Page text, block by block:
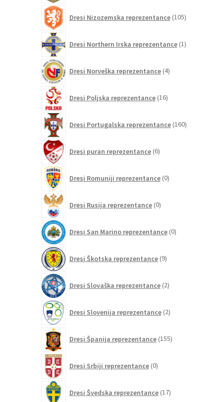
Dresi Nizozemska reprezentance 105izdelkov
Dresi Northern Irska reprezentance 1izdelek
Dresi Norveška reprezentance 4izdelki
Dresi Poljska reprezentance 16izdelkov
Dresi Portugalska reprezentance 160izdelkov
Dresi puran reprezentance 6izdelkov
Dresi Romuniji reprezentance 0izdelkov
Dresi Rusija reprezentance 0izdelkov
Dresi San Marino reprezentance 0izdelkov
Dresi Škotska reprezentance 9izdelkov
Dresi Slovaška reprezentance 2izdelka
Dresi Slovenija reprezentance 2izdelka
Dresi Španija reprezentance 155izdelkov
Dresi Srbiji reprezentance 0izdelkov
Dresi Švedska reprezentance 17izdelkov